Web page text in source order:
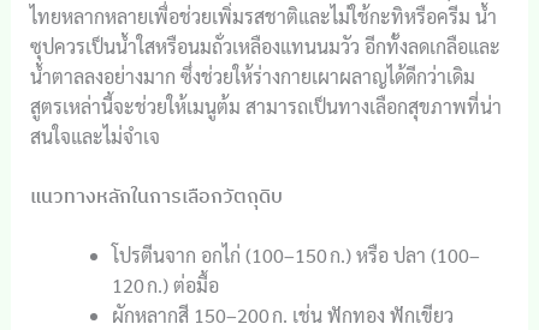
ไทยหลากหลายเพื่อช่วยเพิ่มรสชาติและไม่ใช้กะทิหรือครีม น้ำ
ซุปควรเป็นน้ำใสหรือนมถั่วเหลืองแทนนมวัว อีกทั้งลดเกลือและ
น้ำตาลลงอย่างมาก ซึ่งช่วยให้ร่างกายเผาผลาญได้ดีกว่าเดิม
สูตรเหล่านี้จะช่วยให้เมนูต้ม สามารถเป็นทางเลือกสุขภาพที่น่า
สนใจและไม่จำเจ
แนวทางหลักในการเลือกวัตถุดิบ
โปรตีนจาก อกไก่ (100–150 ก.) หรือ ปลา (100–
120 ก.) ต่อมื้อ
ผักหลากสี 150–200 ก. เช่น ฟักทอง ฟักเขียว